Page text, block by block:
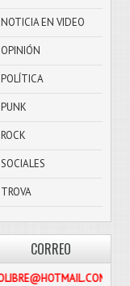
NOTICIA EN VIDEO
OPINIÓN
POLÍTICA
PUNK
ROCK
SOCIALES
TROVA
CORREO